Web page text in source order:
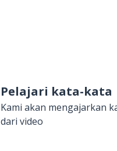
Pelajari kata-kata
Kami akan mengajarkan
dari video